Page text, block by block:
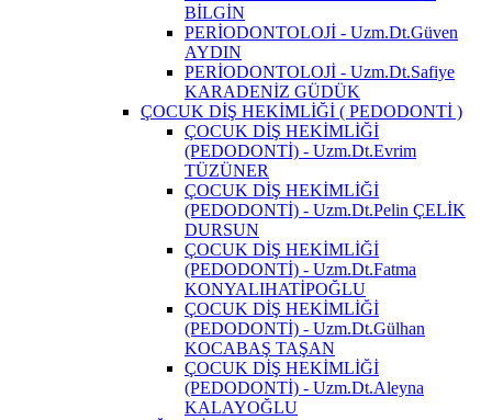
BİLGİN
PERİODONTOLOJİ - Uzm.Dt.Güven
AYDIN
PERİODONTOLOJİ - Uzm.Dt.Safiye
KARADENİZ GÜDÜK
ÇOCUK DİŞ HEKİMLİĞİ ( PEDODONTİ )
ÇOCUK DİŞ HEKİMLİĞİ
(PEDODONTİ) - Uzm.Dt.Evrim
TÜZÜNER
ÇOCUK DİŞ HEKİMLİĞİ
(PEDODONTİ) - Uzm.Dt.Pelin ÇELİK
DURSUN
ÇOCUK DİŞ HEKİMLİĞİ
(PEDODONTİ) - Uzm.Dt.Fatma
KONYALIHATİPOĞLU
ÇOCUK DİŞ HEKİMLİĞİ
(PEDODONTİ) - Uzm.Dt.Gülhan
KOCABAŞ TAŞAN
ÇOCUK DİŞ HEKİMLİĞİ
(PEDODONTİ) - Uzm.Dt.Aleyna
KALAYOĞLU